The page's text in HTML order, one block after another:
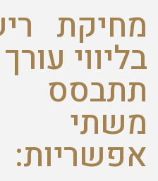
מחיקת
בליווי
תתבסס
משתי
אפשריות: